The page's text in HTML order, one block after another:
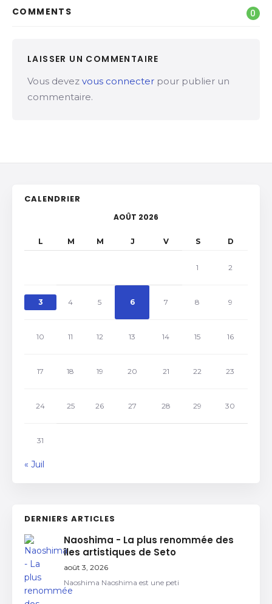
COMMENTS 0
LAISSER UN COMMENTAIRE
Vous devez vous connecter pour publier un
commentaire.
CALENDRIER
AOÛT 2026
L M M J V S D
1 2
3 4 5 6 7 8 9
10 11 12 13 14 15 16
17 18 19 20 21 22 23
24 25 26 27 28 29 30
31
« Juil
DERNIERS ARTICLES
Naoshima - La plus renommée des
îles artistiques de Seto
août 3, 2026
Naoshima Naoshima est une peti